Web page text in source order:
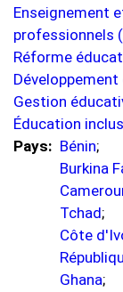
Enseignement
professionnels
Réforme
Gestion
Éducation
Pays
Bénin;
Burkina
Tchad;
Côte
Ghana;